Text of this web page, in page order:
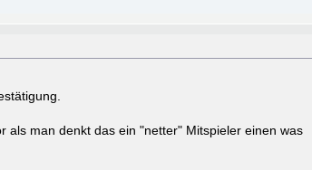
als man denkt das ein "netter" Mitspieler einen was